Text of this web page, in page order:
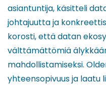
asiantuntija, käsitteli
johtajuutta ja
korosti, että datan
välttämättömiä
mahdollistamiseksi.
yhteensopivuus ja laatu